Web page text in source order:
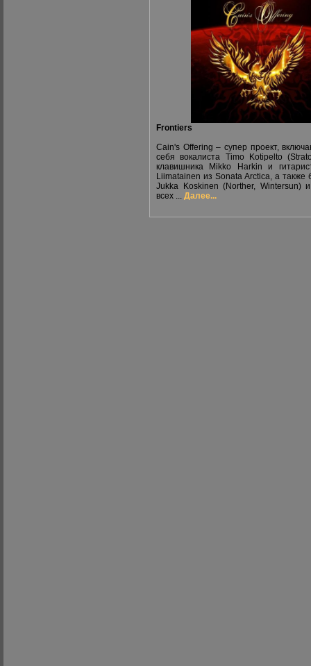
Frontiers
Cain's Offering – супер проект,
себя вокалиста Timo Kotipelto
клавишника Mikko Harkin и
Liimatainen из Sonata Arctica, а также
Jukka Koskinen (Norther, Wintersun)
всех ... Далее...